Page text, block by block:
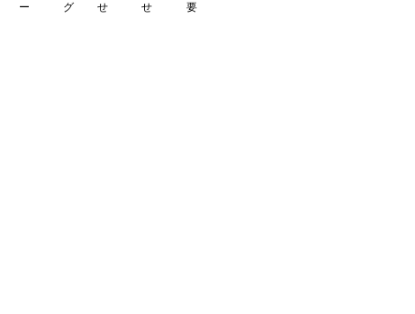
ー
グ
せ
せ
要